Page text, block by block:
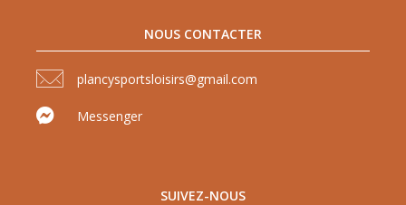
NOUS CONTACTER
plancysportsloisirs@gmail.com
Messenger
SUIVEZ-NOUS